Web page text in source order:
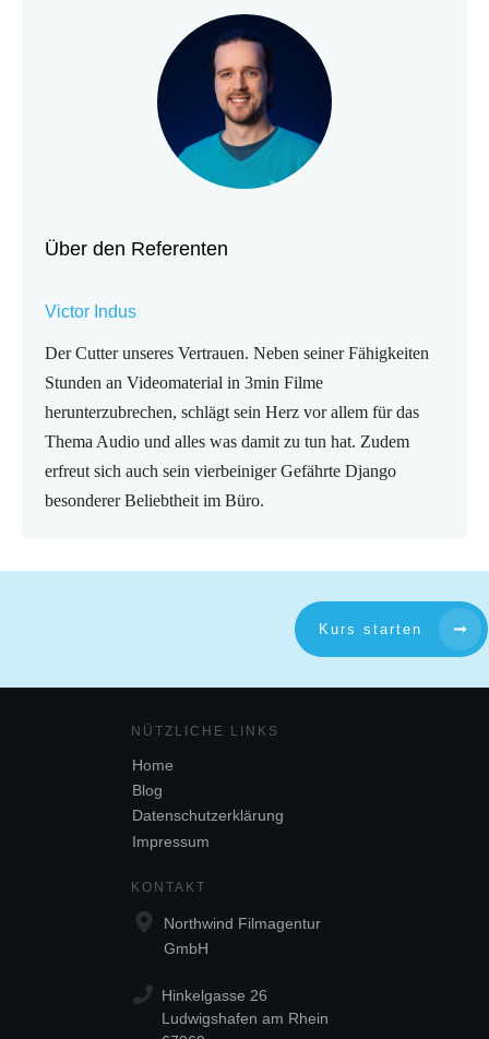
Über den Referenten
Victor Indus
Der Cutter unseres Vertrauen. Neben seiner Fähigkeiten
Stunden an Videomaterial in 3min Filme
herunterzubrechen, schlägt sein Herz vor allem für das
Thema Audio und alles was damit zu tun hat. Zudem
erfreut sich auch sein vierbeiniger Gefährte Django
besonderer Beliebtheit im Büro.
Kurs starten
NÜTZL ICHE LINKS
Home
Blog
Datenschutzerklärung
Impressum
KONTAKT
Northwind Filmagentur
GmbH
Hinkelgasse 26
Ludwigshafen am Rhein